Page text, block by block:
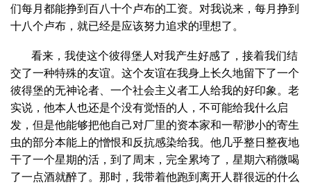
们每月都能挣到百八十个卢布的工资。对我说来，每月挣到
十八个卢布，就已经是应该努力追求的理想了。
看来，我使这个彼得堡人对我产生好感了，接着我们结
交了一种特殊的友谊。这个友谊在我身上长久地留下了一个
彼得堡的无神论者、一个社会主义者工人给我的好印象。老
实说，他本人也还是个没有觉悟的人，不可能给我什么启
发，但是他能够把他自己对厂里的资本家和一帮渺小的寄生
虫的部分本能上的憎恨和反抗感染给我。他几乎整日整夜地
干了一个星期的活，到了周末，完全累垮了，星期六稍微喝
了一点酒就醉了。那时，我带着他跑到离开人群很远的什么